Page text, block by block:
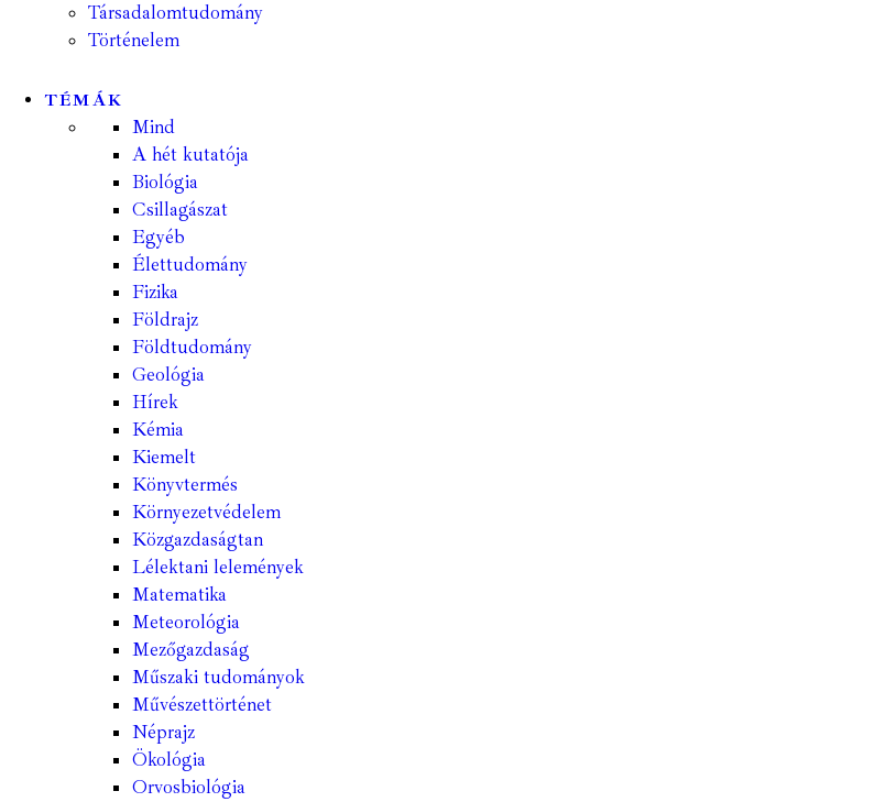
Társadalomtudomány
Történelem
TÉMÁK
Mind
A hét kutatója
Biológia
Csillagászat
Egyéb
Élettudomány
Fizika
Földrajz
Földtudomány
Geológia
Hírek
Kémia
Kiemelt
Könyvtermés
Környezetvédelem
Közgazdaságtan
Lélektani lelemények
Matematika
Meteorológia
Mezőgazdaság
Műszaki tudományok
Művészettörténet
Néprajz
Ökológia
Orvosbiológia